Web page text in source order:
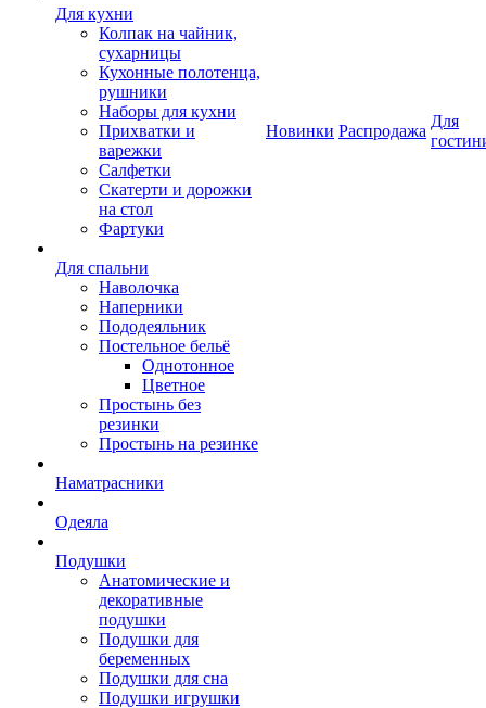
Для кухни
Колпак на чайник,
сухарницы
Кухонные полотенца,
рушники
Наборы для кухни
Прихватки и
варежки
Салфетки
Скатерти и дорожки
на стол
Фартуки
Для спальни
Наволочка
Наперники
Пододеяльник
Постельное бельё
Однотонное
Цветное
Простынь без
резинки
Простынь на резинке
Наматрасники
Одеяла
Подушки
Анатомические и
декоративные
подушки
Подушки для
беременных
Подушки для сна
Подушки игрушки
Новинки Распродажа
Для